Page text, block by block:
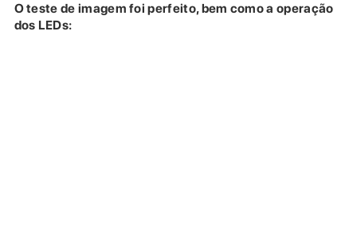
O teste de imagem foi perfeito, bem como a operação
dos LEDs: